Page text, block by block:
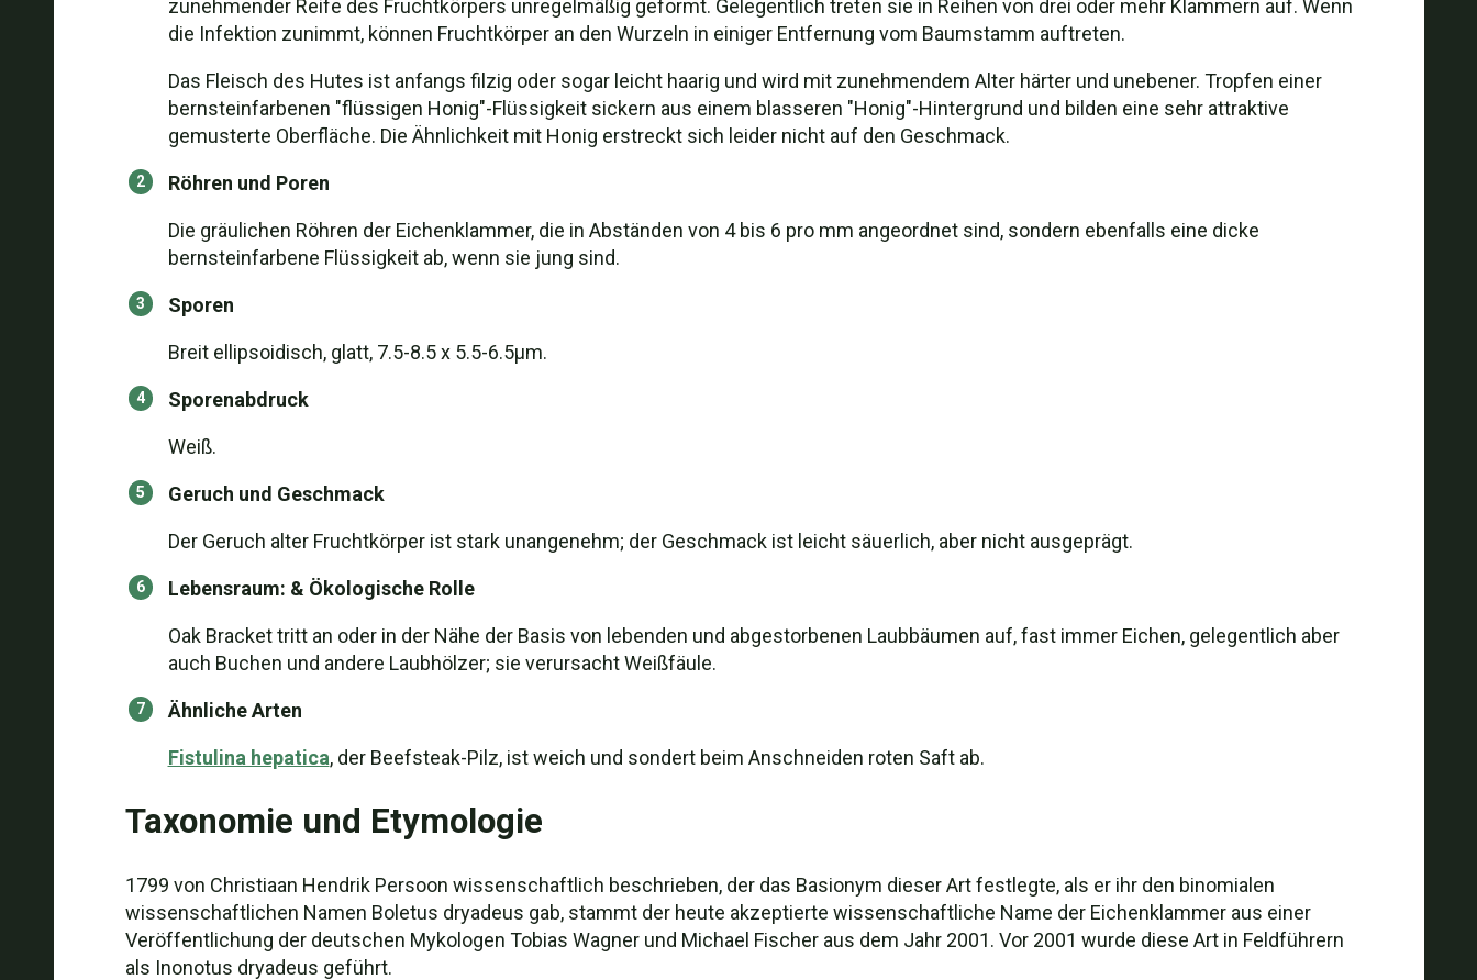
zunehmender Reife des Fruchtkörpers unregelmäßig geformt. Gelegentlich treten sie in Reihen von drei oder mehr Klammern auf. Wenn
die Infektion zunimmt, können Fruchtkörper an den Wurzeln in einiger Entfernung vom Baumstamm auftreten.
Das Fleisch des Hutes ist anfangs filzig oder sogar leicht haarig und wird mit zunehmendem Alter härter und unebener. Tropfen einer
bernsteinfarbenen "flüssigen Honig"-Flüssigkeit sickern aus einem blasseren "Honig"-Hintergrund und bilden eine sehr attraktive
gemusterte Oberfläche. Die Ähnlichkeit mit Honig erstreckt sich leider nicht auf den Geschmack.
Röhren und Poren
Die gräulichen Röhren der Eichenklammer, die in Abständen von 4 bis 6 pro mm angeordnet sind, sondern ebenfalls eine dicke
bernsteinfarbene Flüssigkeit ab, wenn sie jung sind.
Sporen
Breit ellipsoidisch, glatt, 7.5-8.5 x 5.5-6.5μm.
Sporenabdruck
Weiß.
Geruch und Geschmack
Der Geruch alter Fruchtkörper ist stark unangenehm; der Geschmack ist leicht säuerlich, aber nicht ausgeprägt.
Lebensraum: & Ökologische Rolle
Oak Bracket tritt an oder in der Nähe der Basis von lebenden und abgestorbenen Laubbäumen auf, fast immer Eichen, gelegentlich aber
auch Buchen und andere Laubhölzer; sie verursacht Weißfäule.
Ähnliche Arten
Fistulina hepatica, der Beefsteak-Pilz, ist weich und sondert beim Anschneiden roten Saft ab.
Taxonomie und Etymologie
1799 von Christiaan Hendrik Persoon wissenschaftlich beschrieben, der das Basionym dieser Art festlegte, als er ihr den binomialen
wissenschaftlichen Namen Boletus dryadeus gab, stammt der heute akzeptierte wissenschaftliche Name der Eichenklammer aus einer
Veröffentlichung der deutschen Mykologen Tobias Wagner und Michael Fischer aus dem Jahr 2001. Vor 2001 wurde diese Art in Feldführern
als Inonotus dryadeus geführt.